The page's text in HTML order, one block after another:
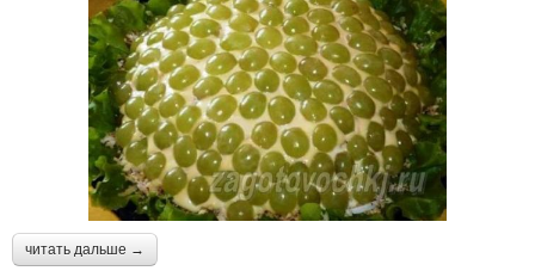
читать дальше →